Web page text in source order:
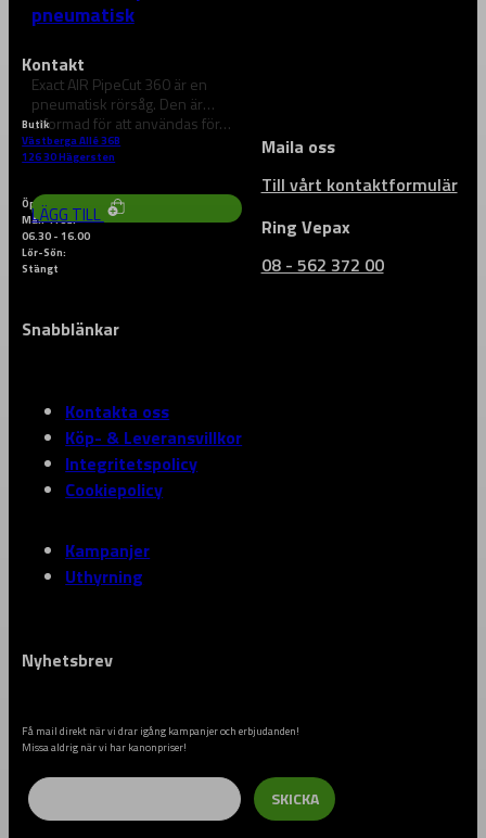
pneumatisk
Exact AIR PipeCut 360 är en
pneumatisk rörsåg. Den är
utformad för att användas för…
73 676kr
LÄGG TILL
Kontakt
Butik
Västberga Allé 36B
126 30 Hägersten
Maila oss
Till vårt kontaktformulär
Öppettider
Mån-Fred:
06.30 - 16.00
Lör-Sön:
Stängt
Ring Vepax
08 - 562 372 00
Snabblänkar
Kontakta oss
Köp- & Leveransvillkor
Integritetspolicy
Cookiepolicy
Kampanjer
Uthyrning
Nyhetsbrev
Få mail direkt när vi drar igång kampanjer och erbjudanden!
Missa aldrig när vi har kanonpriser!
Email
SKICKA